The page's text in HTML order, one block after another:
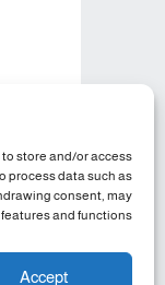
store and/or access
process data such as
consent, may
and functions.
Accept